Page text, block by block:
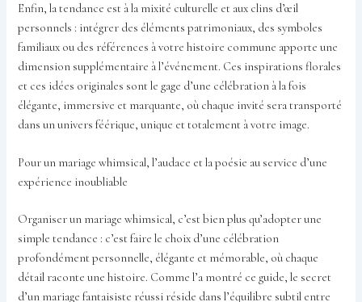
Enfin, la tendance est à la mixité culturelle et aux clins d’œil
personnels : intégrer des éléments patrimoniaux, des symboles
familiaux ou des références à votre histoire commune apporte une
dimension supplémentaire à l’événement. Ces inspirations florales
et ces idées originales sont le gage d’une célébration à la fois
élégante, immersive et marquante, où chaque invité sera transporté
dans un univers féérique, unique et totalement à votre image.
Pour un mariage whimsical, l’audace et la poésie au service d’une
expérience inoubliable
Organiser un mariage whimsical, c’est bien plus qu’adopter une
simple tendance : c’est faire le choix d’une célébration
profondément personnelle, élégante et mémorable, où chaque
détail raconte une histoire. Comme l’a montré ce guide, le secret
d’un mariage fantaisiste réussi réside dans l’équilibre subtil entre